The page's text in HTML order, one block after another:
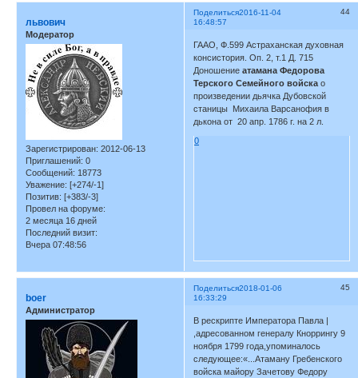
Поделиться 44
2016-11-04
16:48:57
львович
Модератор
Зарегистрирован: 2012-06-13
Приглашений: 0
Сообщений: 18773
Уважение: [+274/-1]
Позитив: [+383/-3]
Провел на форуме:
2 месяца 16 дней
Последний визит:
Вчера 07:48:56
ГААО, Ф.599 Астраханская духовная
консистория. Оп. 2, т.1 Д. 715
Доношениеатамана Федорова
Терского Семейного войскао
произведении дьячка Дубовской
станицы Михаила Варсанофия в
дькона от 20 апр. 1786 г. на 2 л.
0
Поделиться 45
2018-01-06
16:33:29
boer
Администратор
В рескрипте Императора Павла |
,адресованном генералу Кноррингу 9
ноября 1799 года,упоминалось
следующее:«...Атаману Гребенского
войска майору Зачетову Федору